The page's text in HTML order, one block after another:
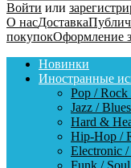
Войти или
О насДоставка
покупокОформление
Новинки
Иностранные
Pop / Rock
Jazz /
Hard &
Hip-Hop /
Electronic
Funk / Soul